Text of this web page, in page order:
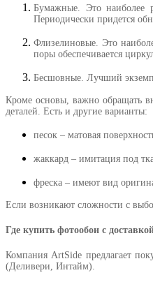
Бумажные. Это наиболее
Периодически придется
Флизелиновые. Это
поры обеспечивается
Бесшовные. Лучший
Кроме основы, важно обращать
деталей. Есть и другие варианты:
песок – матовая
жаккард – имитация под
фреска – имеют вид
Если возникают сложности с
Где купить фотообои с
Компания ArtSide предлагает
(Деливери, Интайм).